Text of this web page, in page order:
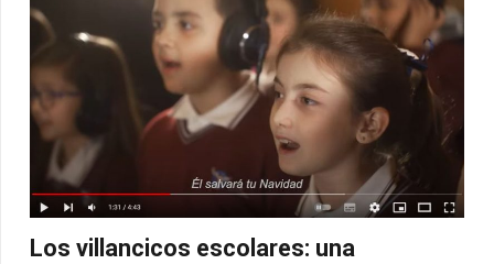
Los villancicos escolares: una